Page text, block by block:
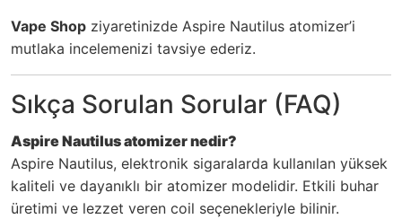
Vape Shop ziyaretinizde Aspire Nautilus atomizer’i
mutlaka incelemenizi tavsiye ederiz.
Sıkça Sorulan Sorular (FAQ)
Aspire Nautilus atomizer nedir?
Aspire Nautilus, elektronik sigaralarda kullanılan yüksek
kaliteli ve dayanıklı bir atomizer modelidir. Etkili buhar
üretimi ve lezzet veren coil seçenekleriyle bilinir.